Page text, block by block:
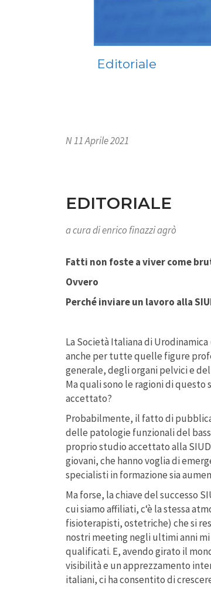
Editoriale
N 11 Aprile 2021
EDITORIALE
a cura dienrico finazzi agrò
Fatti non foste a viver come
Ovvero
Perché inviare un lavoro alla
La Società Italiana di
anche per tutte quelle figure
generale, degli organi pelvici e
Ma quali sono le ragioni di questo
accettato?
Probabilmente, il fatto di
delle patologie funzionali del
proprio studio accettato alla
giovani, che hanno voglia di
specialisti in formazione sia
Ma forse, la chiave del successo
cui siamo affiliati, c‘è la stessa
fisioterapisti, ostetriche) che si
nostri meeting negli ultimi anni
qualificati. E, avendo girato il
visibilità e un apprezzamento
italiani, ci ha consentito di